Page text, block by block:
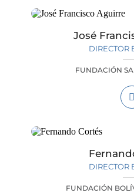
José
DIRECTOR
FUNDACIÓN
DIRECTOR
FUNDACIÓN